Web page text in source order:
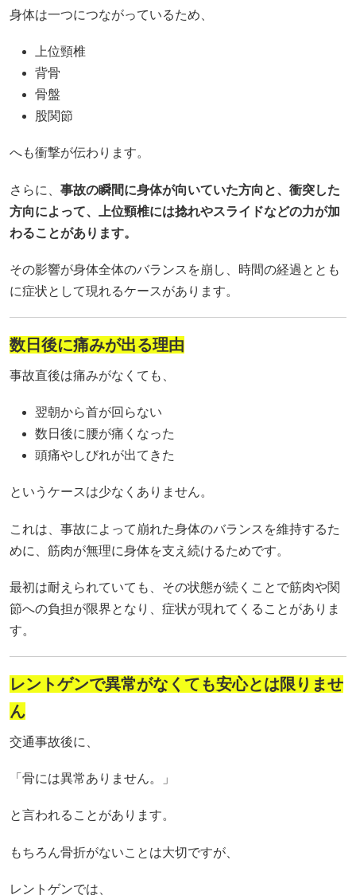
身体は一つにつながっているため、
上位頸椎
背骨
骨盤
股関節
へも衝撃が伝わります。
さらに、 事故の瞬間に身体が向いていた方向と、衝突した
方向によって、上位頸椎には捻れやスライドなどの力が加
わることがあります。
その影響が身体全体のバランスを崩し、時間の経過ととも
に症状として現れるケースがあります。
数日後に痛みが出る理由
事故直後は痛みがなくても、
翌朝から首が回らない
数日後に腰が痛くなった
頭痛やしびれが出てきた
というケースは少なくありません。
これは、事故によって崩れた身体のバランスを維持するた
めに、筋肉が無理に身体を支え続けるためです。
最初は耐えられていても、その状態が続くことで筋肉や関
節への負担が限界となり、症状が現れてくることがありま
す。
レントゲンで異常がなくても安心とは限りませ
ん
交通事故後に、
「骨には異常ありません。」
と言われることがあります。
もちろん骨折がないことは大切ですが、
レントゲンでは、